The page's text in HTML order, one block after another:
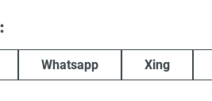
Whatsapp Xing